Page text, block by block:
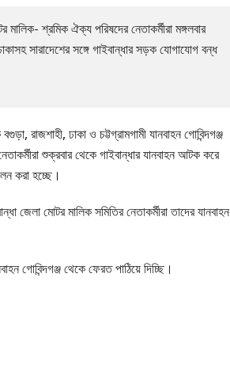
শ্রমিক ঐক্য পরিষদের নেতাকর্মীরা মঙ্গলবার
সারাদেশের সঙ্গে গাইবান্ধার সড়ক যোগাযোগ বন্ধ
রাজশাহী, ঢাকা ও চট্টগ্রামগামী যানবাহন গোবিন্দগঞ্জ
শুক্রবার থেকে গাইবান্ধার যানবাহন আটক করে
করা হচ্ছে।
মোটর মালিক সমিতির নেতাকর্মীরা তাদের যানবাহন
গোবিন্দগঞ্জ থেকে ফেরত পাঠিয়ে দিচ্ছি।